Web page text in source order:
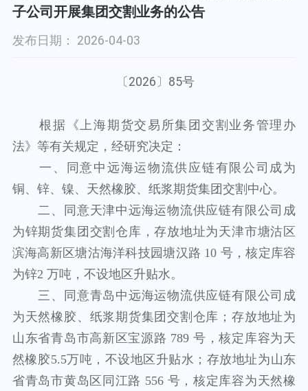
子公司开展集团交割业务的公告
发布日期： 2026-04-03
〔2026〕 85号
根据《上海期货交易所集团交割业务管理办
法》等有关规定，经研究决定：
一、
同意中远海运物流供应链有限公司成为
铜、锌、镍、天然橡胶、纸浆期货集团交割中心。
二、同意天津中远海运物流供应链有限公司成
为锌期货集团交割仓库，存放地址为天津市塘沽区
滨海高新区塘沽海洋科技园塘汉路 10 号，核定库容
为锌2 万吨，不设地区升贴水。
三、
同意青岛中远海运物流供应链有限公司成
为天然橡胶、纸浆期货集团交割仓库；存放地址为
山东省青岛市高新区宝源路 789 号，核定库容为天
然橡胶5.5万吨，不设地区升贴水；存放地址为山东
省青岛市黄岛区同江路 556 号，核定库容为天然橡